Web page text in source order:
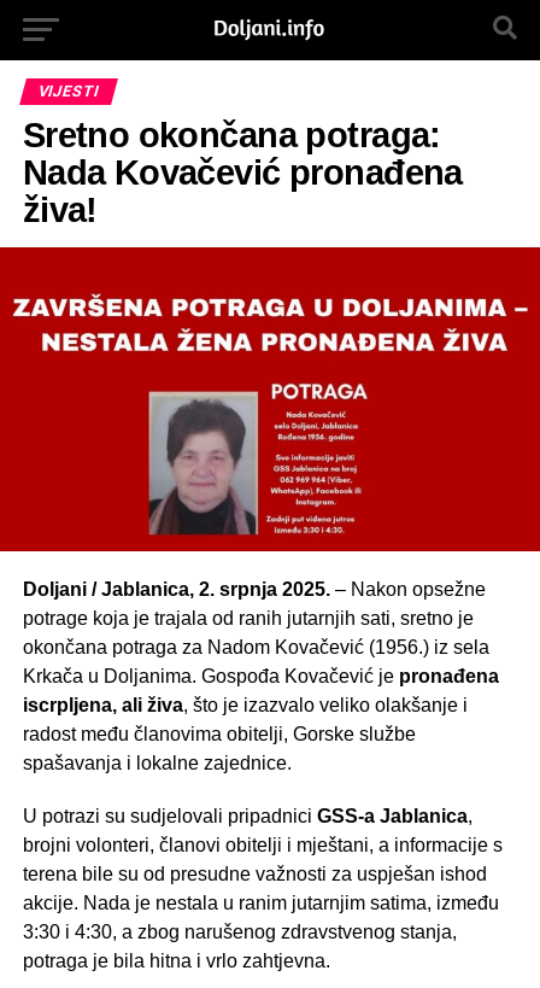
VIJESTI
Sretno okončana potraga:
Nada Kovačević pronađena
živa!
Doljani / Jablanica, 2. srpnja 2025.– Nakon opsežne
potrage koja je trajala od ranih jutarnjih sati, sretno je
okončana potraga za Nadom Kovačević (1956.) iz sela
Krkača u Doljanima. Gospođa Kovačević je pronađena
iscrpljena, ali živa, što je izazvalo veliko olakšanje i
radost među članovima obitelji, Gorske službe
spašavanja i lokalne zajednice.
U potrazi su sudjelovali pripadnici GSS-a Jablanica,
brojni volonteri, članovi obitelji i mještani, a informacije s
terena bile su od presudne važnosti za uspješan ishod
akcije. Nada je nestala u ranim jutarnjim satima, između
3:30 i 4:30, a zbog narušenog zdravstvenog stanja,
potraga je bila hitna i vrlo zahtjevna.